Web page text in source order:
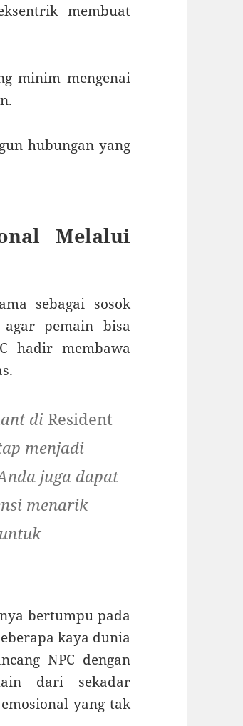
membuat
minim mengenai
hubungan yang
Melalui
sebagai sosok
pemain bisa
hadir membawa
di Resident
menjadi
juga dapat
menarik
untuk
bertumpu pada
kaya dunia
NPC dengan
dari sekadar
yang tak